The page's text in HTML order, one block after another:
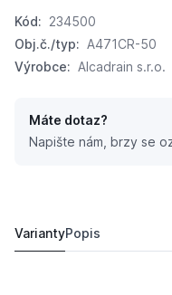
Kód: 234500
Obj.č./typ: A471CR-50
Výrobce: Alcadrain s.r.o.
Máte dotaz?
Napište nám, brzy se
VariantyPopis